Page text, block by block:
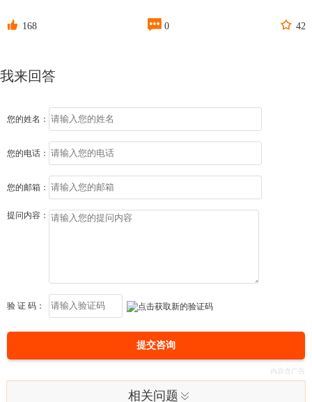
 168  0  42
我来回答
您的姓名：
您的电话：
您的邮箱：
提问内容：
验 证 码：
提交咨询
相关问题